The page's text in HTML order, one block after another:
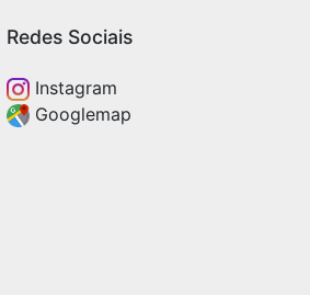
Redes Sociais
Instagram
Googlemap